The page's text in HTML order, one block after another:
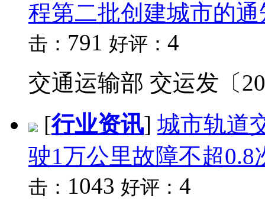
程第二批创建城市的通
击： 791 好评： 4
交通运输部 交运发〔
[行业资讯] 城市轨道
驶1万公里故障不超0.8
击： 1043 好评： 4